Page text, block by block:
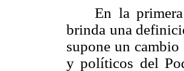
En la
brinda una
supone un
y políticos del